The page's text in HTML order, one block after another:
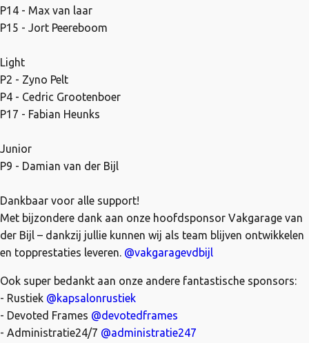
P14 - Max van laar
P15 - Jort Peereboom
Light
P2 - Zyno Pelt
P4 - Cedric Grootenboer
P17 - Fabian Heunks
Junior
P9 - Damian van der Bijl
Dankbaar voor alle support!
Met bijzondere dank aan onze hoofdsponsor Vakgarage van
der Bijl – dankzij jullie kunnen wij als team blijven ontwikkelen
en topprestaties leveren. @vakgaragevdbijl
Ook super bedankt aan onze andere fantastische sponsors:
- Rustiek @kapsalonrustiek
- Devoted Frames @devotedframes
- Administratie24/7 @administratie247